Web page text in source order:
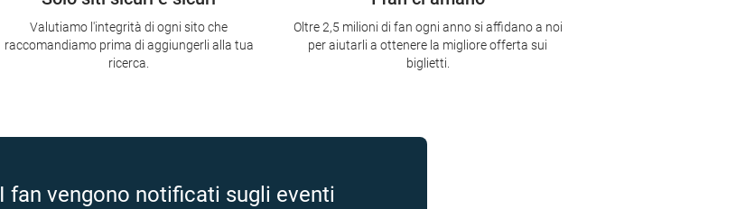
Valutiamo l'integrità di ogni sito che
raccomandiamo prima di aggiungerli alla tua
ricerca.
Oltre 2,5 milioni di fan ogni anno si affidano a noi
per aiutarli a ottenere la migliore offerta sui
biglietti.
I fan vengono notificati sugli eventi